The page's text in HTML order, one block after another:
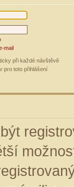
mail
při každé návštěvě
pro toto přihlášení